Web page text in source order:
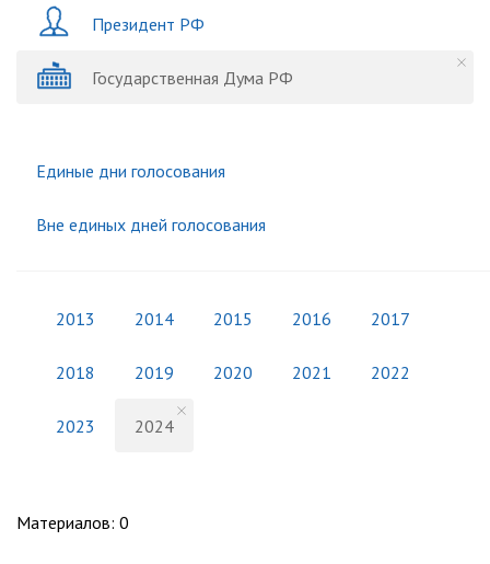
Президент РФ
Государственная Дума РФ
Единые дни голосования
Вне единых дней голосования
2013 2014 2015 2016 2017
2018 2019 2020 2021 2022
2023 2024
Материалов: 0